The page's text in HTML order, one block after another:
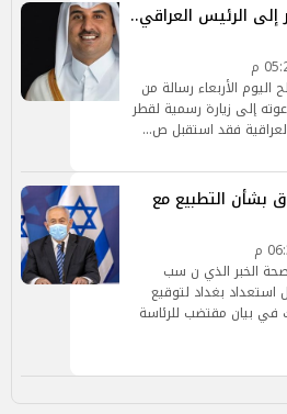
الرئيس العراقي..
الأربعاء رسالة من
إلى زيارة رسمية لقطر
فقد استقبل ص…
بشأن التطبيع مع
الخبر الذي ن سب
بغداد لتوقيع
في بيان مقتضب للرئاسة